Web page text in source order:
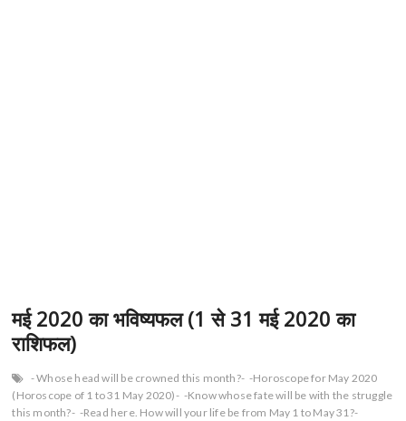
मई 2020 का भविष्यफल (1 से 31 मई 2020 का
राशिफल)
- Whose head will be crowned this month?- -Horoscope for May 2020
(Horoscope of 1 to 31 May 2020)- -Know whose fate will be with the struggle
this month?- -Read here. How will your life be from May 1 to May 31?-